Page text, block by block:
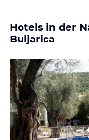
Hotels in der
Buljarica